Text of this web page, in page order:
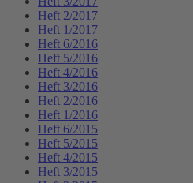
Heft 2/2017
Heft 1/2017
Heft 6/2016
Heft 5/2016
Heft 4/2016
Heft 3/2016
Heft 2/2016
Heft 1/2016
Heft 6/2015
Heft 5/2015
Heft 4/2015
Heft 3/2015